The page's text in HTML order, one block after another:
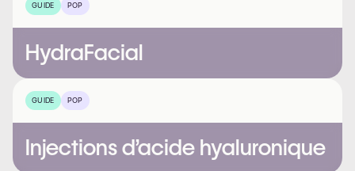
GUIDE POP
HydraFacial
GUIDE POP
Injections d’acide hyaluronique